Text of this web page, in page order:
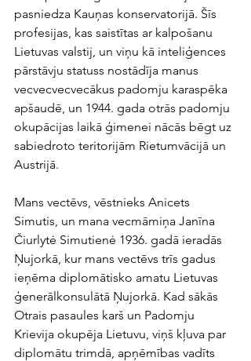
pasniedza Kauņas konservatorijā. Šīs
profesijas, kas saistītas ar kalpošanu
Lietuvas valstij, un viņu kā inteliģences
pārstāvju statuss nostādīja manus
vecvecvecvecākus padomju karaspēka
apšaudē, un 1944. gada otrās padomju
okupācijas laikā ģimenei nācās bēgt uz
sabiedroto teritorijām Rietumvācijā un
Austrijā.
Mans vectēvs, vēstnieks Anicets
Simutis, un mana vecmāmiņa Janīna
Čiurlytė Simutienė 1936. gadā ieradās
Ņujorkā, kur mans vectēvs trīs gadus
ieņēma diplomātisko amatu Lietuvas
ģenerālkonsulātā Ņujorkā. Kad sākās
Otrais pasaules karš un Padomju
Krievija okupēja Lietuvu, viņš kļuva par
diplomātu trimdā, apņēmības vadīts